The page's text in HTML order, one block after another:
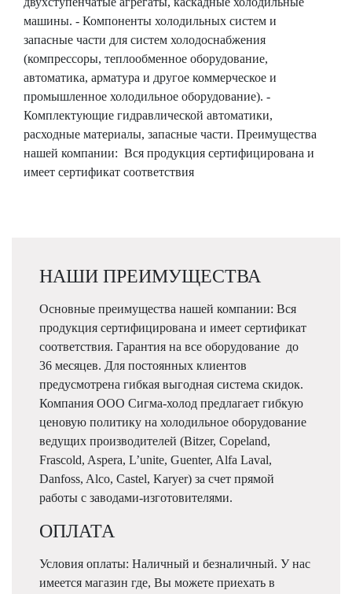
машины. - Компоненты холодильных систем и
запасные части для систем холодоснабжения
(компрессоры, теплообменное оборудование,
автоматика, арматура и другое коммерческое и
промышленное холодильное оборудование). -
Комплектующие гидравлической автоматики,
расходные материалы, запасные части. Преимущества
нашей компании: Вся продукция сертифицирована и
имеет сертификат соответствия
НАШИ ПРЕИМУЩЕСТВА
Основные преимущества нашей компании: Вся
продукция сертифицирована и имеет сертификат
соответствия. Гарантия на все оборудование до
36 месяцев. Для постоянных клиентов
предусмотрена гибкая выгодная система скидок.
Компания ООО Сигма-холод предлагает гибкую
ценовую политику на холодильное оборудование
ведущих производителей (Bitzer, Copeland,
Frascold, Aspera, L’unite, Guenter, Alfa Laval,
Danfoss, Alco, Castel, Karyer) за счет прямой
работы с заводами-изготовителями.
ОПЛАТА
Условия оплаты: Наличный и безналичный. У нас
имеется магазин где, Вы можете приехать в